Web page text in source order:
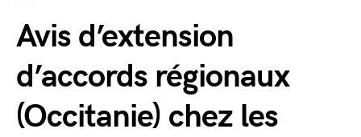
Avis d’extension
d’accords régionaux
(Occitanie) chez les